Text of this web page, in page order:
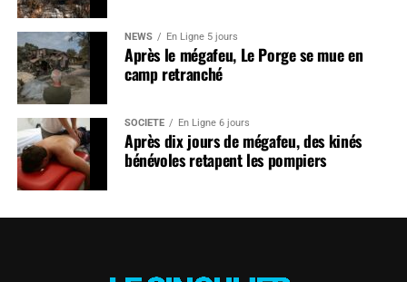
NEWS En Ligne 5 jours
Après le mégafeu, Le Porge se mue en
camp retranché
SOCIÉTÉ En Ligne 6 jours
Après dix jours de mégafeu, des kinés
bénévoles retapent les pompiers